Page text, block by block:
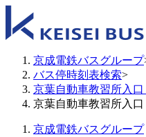
京成電鉄バスグループ
バス停時刻表検索>
京葉自動車教習所入
京葉自動車教習所入
京成電鉄バスグループ